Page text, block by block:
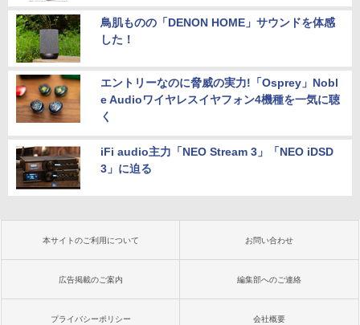
鳥肌ものの「DENON HOME」サウンドを体感
した！
エントリーなのに脅威の実力!「Osprey」Nobl
e Audioワイヤレスイヤフォン4機種を一気に聴
く
iFi audio主力「NEO Stream 3」「NEO iDSD
3」に迫る
本サイトのご利用について お問い合わせ
広告掲載のご案内 編集部へのご連絡
プライバシーポリシー 会社概要